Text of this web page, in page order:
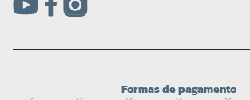
Formas de pagamento